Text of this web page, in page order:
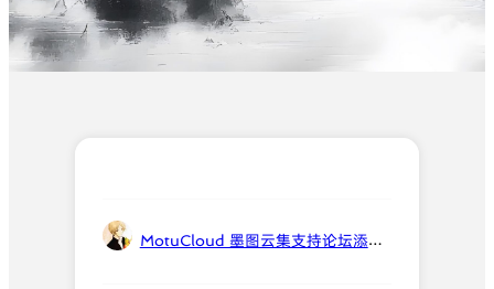
MotuCloud 墨图云集支持论坛添加壳壳虫 AI 智能回复，辅助问答